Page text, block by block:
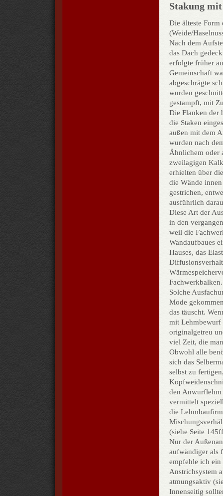
Stakung
Die älteste Form
(Weide/
Nach dem
das Dach
erfolgte früher
Gemeinschaft
abgeschrägte
wurden
gestampft, mit
Die Flanken der
die Staken
außen mit dem
wurden nach
Ähnlichem oder
zweilagigen
erhielten über
die Wände
gestrichen,
ausführlich
Diese Art der
in den
weil die
Wandaufbaues
Hauses, das
Solche
Mode
das täuscht.
mit Lehmbewurf
originalgetreu
viel Zeit, die
Obwohl alle
sich das
selbst zu
den Anwurflehm
vermittelt
die
(siehe Seite
Nur der
aufwändiger als
empfehle ich ein
Anstrichsystem
atmungsaktiv
Innenseitig